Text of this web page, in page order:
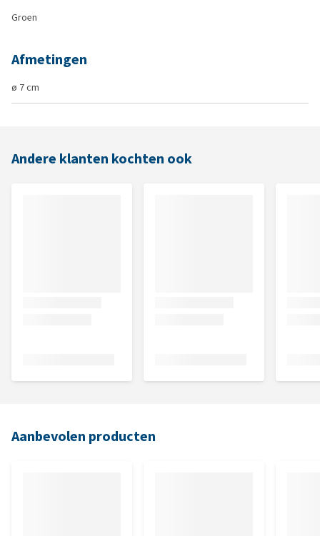
Groen
Afmetingen
ø 7 cm
Andere klanten kochten ook
Aanbevolen producten